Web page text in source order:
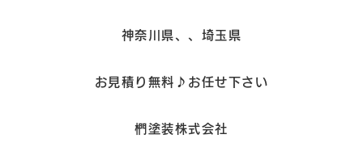
神奈川県、、埼玉県
お見積り無料♪お任せ下さい
椚塗装株式会社